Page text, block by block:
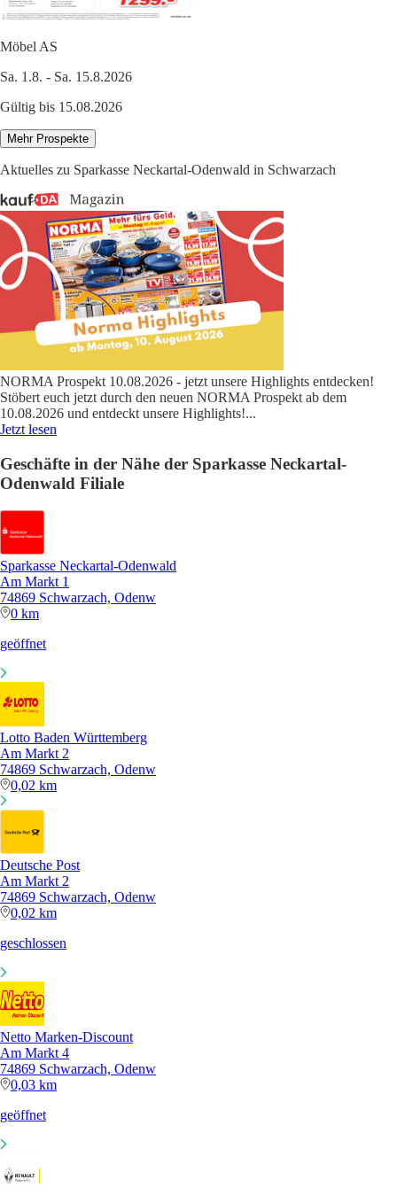
Möbel AS
Sa. 1.8. - Sa. 15.8.2026
Gültig bis 15.08.2026
Mehr Prospekte
Aktuelles zu Sparkasse Neckartal-Odenwald in Schwarzach
NORMA Prospekt 10.08.2026 - jetzt unsere Highlights entdecken!
Stöbert euch jetzt durch den neuen NORMA Prospekt ab dem
10.08.2026 und entdeckt unsere Highlights!...
Jetzt lesen
Geschäfte in der Nähe der Sparkasse Neckartal-
Odenwald Filiale
Sparkasse Neckartal-Odenwald
Am Markt 1
74869 Schwarzach, Odenw
0 km
geöffnet
Lotto Baden Württemberg
Am Markt 2
74869 Schwarzach, Odenw
0,02 km
Deutsche Post
Am Markt 2
74869 Schwarzach, Odenw
0,02 km
geschlossen
Netto Marken-Discount
Am Markt 4
74869 Schwarzach, Odenw
0,03 km
geöffnet